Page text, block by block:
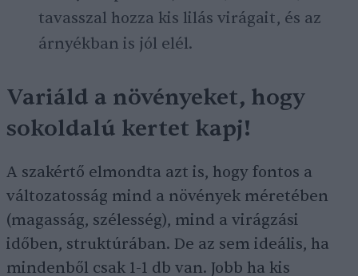
tavasszal hozza kis lilás virágait, és az
árnyékban is jól elél.
Variáld a növényeket, hogy
sokoldalú kertet kapj!
A szakértő elmondta azt is, hogy fontos a
változatosság mind a növények méretében
(magasság, szélesség), mind a virágzási
időben, struktúrában. De az sem ideális, ha
mindenből csak 1-1 db van. Jobb ha kis